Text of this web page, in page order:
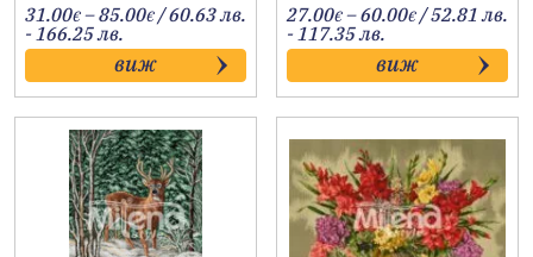
31.00€ –85.00€Price
range:
31.00€
through
85.00€
/ 60.63 лв.
- 166.25 лв.
виж
27.00€ –60.00€Price
range:
27.00€
through
60.00€
/ 52.81 лв.
- 117.35 лв.
виж